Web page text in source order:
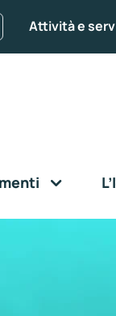
Attività e